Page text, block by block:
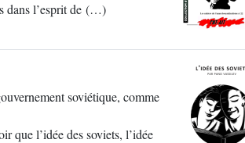
dans l’esprit de (…)
soviétique, comme
que l’idée des soviets, l’idée